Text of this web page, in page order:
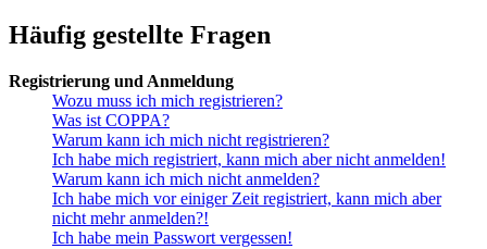
Häufig gestellte Fragen
Registrierung und Anmeldung
Wozu muss ich mich registrieren?
Was ist COPPA?
Warum kann ich mich nicht registrieren?
Ich habe mich registriert, kann mich aber nicht anmelden!
Warum kann ich mich nicht anmelden?
Ich habe mich vor einiger Zeit registriert, kann mich aber
nicht mehr anmelden?!
Ich habe mein Passwort vergessen!